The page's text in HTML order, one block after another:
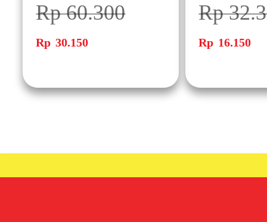
Rp60.300
Harga
aslinya
adalah:
Rp 30.150ini
Rp
Harga
aslinya
adalah:
Rp 16.150ini